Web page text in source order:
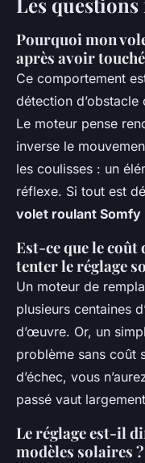
Pourquoi mon
après avoir
Ce comportement
détection d’obstacle
Le moteur pense
inverse le
les coulisses : un
réflexe. Si tout est
volet roulant Somfy
Est-ce que le
tenter le réglage
Un moteur de
plusieurs centaines
d’œuvre. Or, un
problème sans coût
d’échec, vous
passé vaut
Le réglage est-il
modèles solaires ?